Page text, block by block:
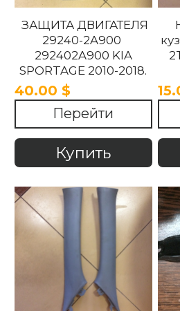
ЗАЩИТА ДВИГАТЕЛЯ
29240-2A900
292402A900 KIA
SPORTAGE 2010-2018.
40.00 $
Перейти
Купить